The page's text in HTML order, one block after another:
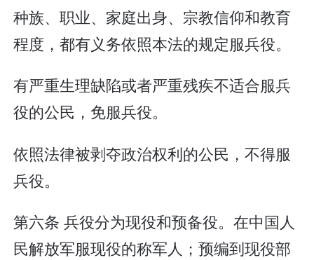
种族、职业、家庭出身、宗教信仰和教育
程度，都有义务依照本法的规定服兵役。
有严重生理缺陷或者严重残疾不适合服兵
役的公民，免服兵役。
依照法律被剥夺政治权利的公民，不得服
兵役。
第六条 兵役分为现役和预备役。在中国人
民解放军服现役的称军人；预编到现役部